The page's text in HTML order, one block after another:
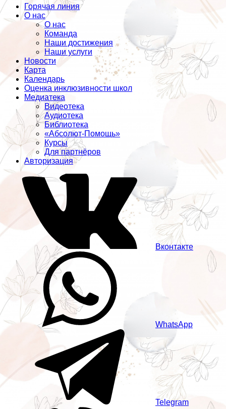
Горячая линия
О нас
О нас
Команда
Наши достижения
Наши услуги
Новости
Карта
Календарь
Оценка инклюзивности школ
Медиатека
Видеотека
Аудиотека
Библиотека
«Абсолют-Помощь»
Курсы
Для партнёров
Авторизация
Вконтакте
WhatsApp
Telegram